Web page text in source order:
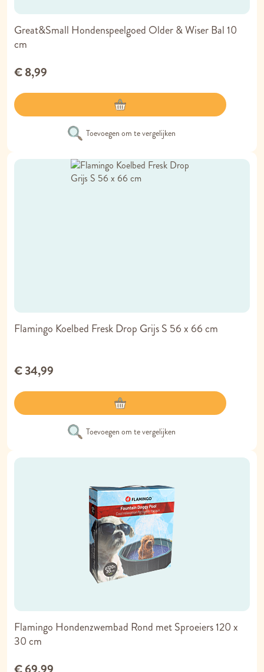
Great&Small Hondenspeelgoed Older & Wiser Bal 10
cm
€ 8,99
Toevoegen om te vergelijken
Flamingo Koelbed Fresk Drop Grijs S 56 x 66 cm
€ 34,99
Toevoegen om te vergelijken
Flamingo Hondenzwembad Rond met Sproeiers 120 x
30 cm